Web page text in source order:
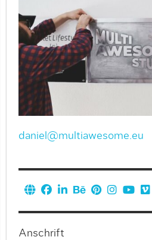
daniel@multiawesome.eu
Anschrift